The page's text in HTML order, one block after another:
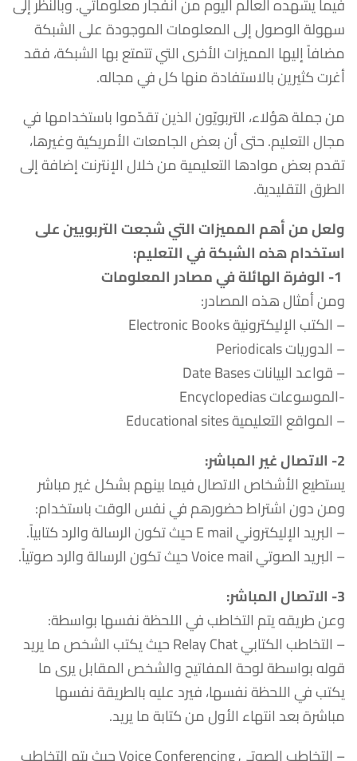
سهولة الوصول إلى المعلومات الموجودة على الشبكة
مضافاً إليها المميزات الأخرى التي تتمتع بها الشبكة، فقد
أغرت كثيرين بالاستفادة منها كل في مجاله.
من جملة هؤلاء، التربويّون الذين تقدّموا باستخدامها في
مجال التعليم. حتى أن بعض الجامعات الأمريكية وغيرها،
تقدم بعض موادها التعليمية من خلال الإنترنت إضافة إلى
الطرق التقليدية.
ولعل من أهم المميزات التي شجعت التربويين على
استخدام هذه الشبكة في التعليم:
الوفرة الهائلة في مصادر المعلومات
ومن أمثال هذه المصادر:
– الكتب الإليكترونية Electronic Books
– الدوريات Periodicals
– قواعد البيانات Date Bases
-الموسوعات Encyclopedias
– المواقع التعليمية Educational sites
2- الاتصال غير المباشر:
يستطيع الأشخاص الاتصال فيما بينهم بشكل غير مباشر
ومن دون اشتراط حضورهم في نفس الوقت باستخدام:
– البريد الإليكتروني E mail حيث تكون الرسالة والرد كتابياً.
– البريد الصوتي Voice mail حيث تكون الرسالة والرد صوتياً.
3- الاتصال المباشر:
وعن طريقه يتم التخاطب في اللحظة نفسها بواسطة:
– التخاطب الكتابي Relay Chat حيث يكتب الشخص ما يريد
قوله بواسطة لوحة المفاتيح والشخص المقابل يرى ما
يكتب في اللحظة نفسها، فيرد عليه بالطريقة نفسها
مباشرة بعد انتهاء الأول من كتابة ما يريد.
– التخاطب الصوتي Voice Conferencing حيث يتم التخاطب